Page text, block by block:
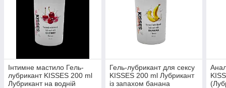
Інтимне мастило Гель-
лубрикант KISSES 200 ml
Лубрикант на водній
Гель-лубрикант для сексу
KISSES 200 ml Лубрикант
із запахом банана